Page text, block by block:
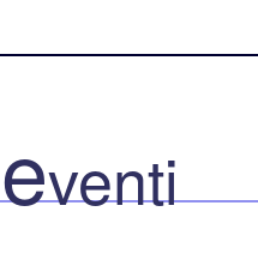
eventi